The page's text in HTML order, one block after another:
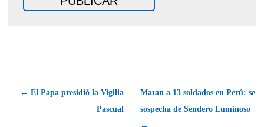
← El Papa presidió la Vigilia
Pascual
Matan a 13 soldados en Perú: se
sospecha de Sendero Luminoso